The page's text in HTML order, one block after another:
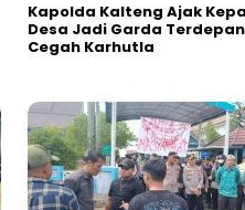
Kapolda Kalteng Ajak
Desa Jadi Garda Terdepan
Cegah Karhutla